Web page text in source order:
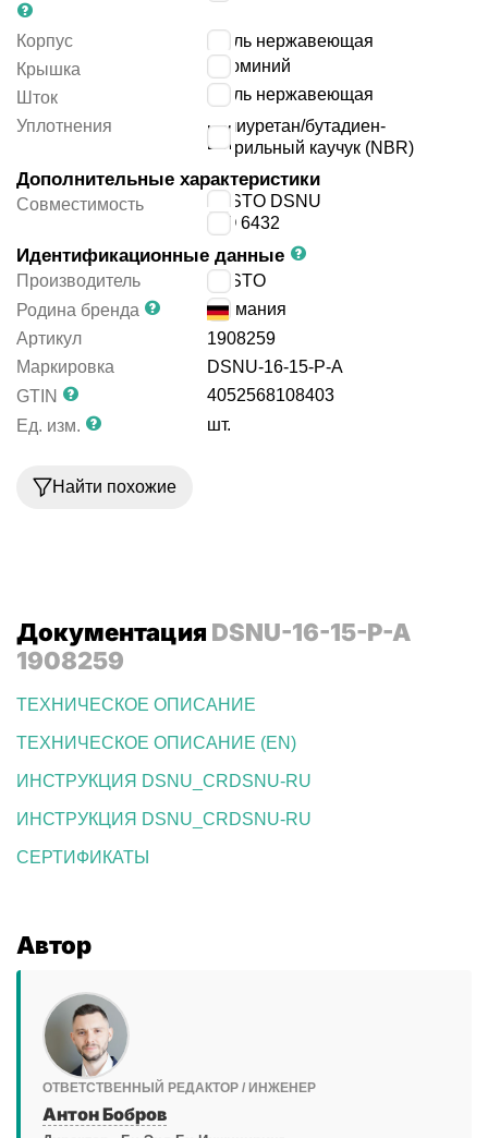
Корпус
сталь нержавеющая
Крышка
алюминий
Шток
сталь нержавеющая
Уплотнения
полиуретан/бутадиен-
нитрильный каучук (NBR)
Дополнительные характеристики
Совместимость
FESTO DSNU
ISO 6432
Идентификационные данные
Производитель
FESTO
Родина бренда
Германия
Артикул
1908259
Маркировка
DSNU-16-15-P-A
GTIN
4052568108403
Ед. изм.
шт.
Найти похожие
Документация DSNU-16-15-P-A
1908259
ТЕХНИЧЕСКОЕ ОПИСАНИЕ
ТЕХНИЧЕСКОЕ ОПИСАНИЕ (EN)
ИНСТРУКЦИЯ DSNU_CRDSNU-RU
ИНСТРУКЦИЯ DSNU_CRDSNU-RU
СЕРТИФИКАТЫ
Автор
ОТВЕТСТВЕННЫЙ РЕДАКТОР / ИНЖЕНЕР
Антон Бобров